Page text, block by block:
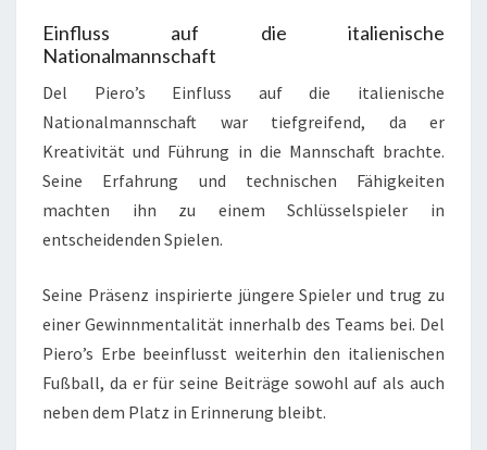
Einfluss auf die italienische
Nationalmannschaft
Del Piero’s Einfluss auf die italienische
Nationalmannschaft war tiefgreifend, da er
Kreativität und Führung in die Mannschaft brachte.
Seine Erfahrung und technischen Fähigkeiten
machten ihn zu einem Schlüsselspieler in
entscheidenden Spielen.
Seine Präsenz inspirierte jüngere Spieler und trug zu
einer Gewinnmentalität innerhalb des Teams bei. Del
Piero’s Erbe beeinflusst weiterhin den italienischen
Fußball, da er für seine Beiträge sowohl auf als auch
neben dem Platz in Erinnerung bleibt.